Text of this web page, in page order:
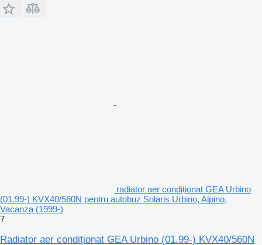
radiator aer condiționat GEA Urbino
(01.99-) KVX40/560N pentru autobuz Solaris Urbino, Alpino,
Vacanza (1999-)
7
Radiator aer condiționat GEA Urbino (01.99-) KVX40/560N